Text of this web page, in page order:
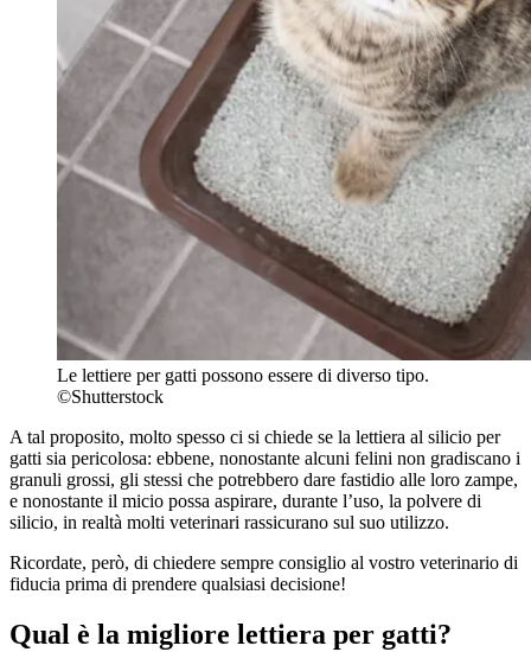
Le lettiere per gatti possono essere di diverso tipo.
©Shutterstock
A tal proposito, molto spesso ci si chiede se la lettiera al silicio per
gatti sia pericolosa: ebbene, nonostante alcuni felini non gradiscano i
granuli grossi, gli stessi che potrebbero dare fastidio alle loro zampe,
e nonostante il micio possa aspirare, durante l’uso, la polvere di
silicio, in realtà molti veterinari rassicurano sul suo utilizzo.
Ricordate, però, di chiedere sempre consiglio al vostro veterinario di
fiducia prima di prendere qualsiasi decisione!
Qual è la migliore lettiera per gatti?